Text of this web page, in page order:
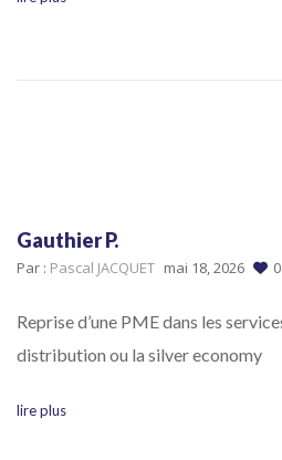
Gauthier P.
Par : Pascal JACQUET mai 18, 2026 0
Reprise d’une PME dans les
distribution ou la silver economy
lire plus